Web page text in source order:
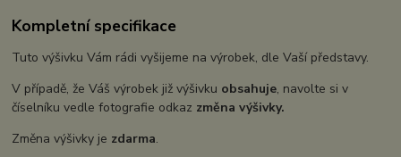
Kompletní specifikace
Tuto výšivku Vám rádi vyšijeme na výrobek, dle Vaší představy.
V případě, že Váš výrobek již výšivku obsahuje, navolte si v
číselníku vedle fotografie odkaz změna výšivky.
Změna výšivky je zdarma.